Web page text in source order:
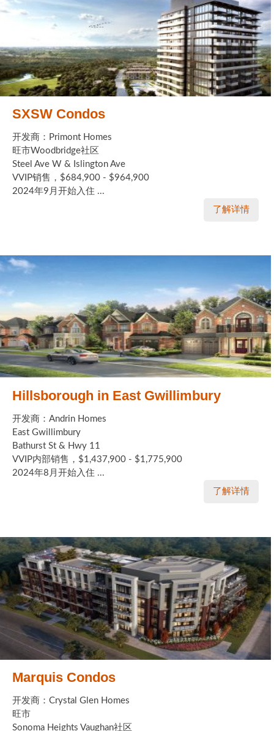
SXSW Condos
开发商：Primont Homes
旺市Woodbridge社区
Steel Ave W & Islington Ave
VVIP销售，$684,900 - $964,900
2024年9月开始入住 ...
了解详情
Hillsborough in East Gwillimbury
开发商：Andrin Homes
East Gwillimbury
Bathurst St & Hwy 11
VVIP内部销售，$1,437,900 - $1,775,900
2024年8月开始入住 ...
了解详情
Marquis Condos
开发商：Crystal Glen Homes
旺市
Sonoma Heights Vaughan社区